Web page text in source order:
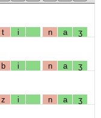
t i n a ʒ
b i n a ʒ
z i n a ʒ